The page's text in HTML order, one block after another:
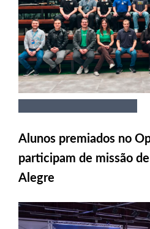
Alunos premiados no
participam de missão
Alegre